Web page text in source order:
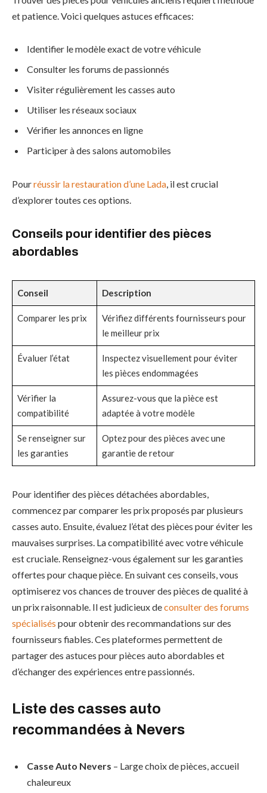
et patience. Voici quelques astuces efficaces:
Identifier le modèle exact de votre véhicule
Consulter les forums de passionnés
Visiter régulièrement les casses auto
Utiliser les réseaux sociaux
Vérifier les annonces en ligne
Participer à des salons automobiles
Pourréussir la restauration d’une Lada, il est crucial
d’explorer toutes ces options.
Conseils pour identifier des pièces
abordables
Conseil Description
Comparer les prix
Vérifiez différents fournisseurs pour
le meilleur prix
Évaluer l’état
Inspectez visuellement pour éviter
les pièces endommagées
Vérifier la
compatibilité
Assurez-vous que la pièce est
adaptée à votre modèle
Se renseigner sur
les garanties
Optez pour des pièces avec une
garantie de retour
Pour identifier des pièces détachées abordables,
commencez par comparer les prix proposés par plusieurs
casses auto. Ensuite, évaluez l’état des pièces pour éviter les
mauvaises surprises. La compatibilité avec votre véhicule
est cruciale. Renseignez-vous également sur les garanties
offertes pour chaque pièce. En suivant ces conseils, vous
optimiserez vos chances de trouver des pièces de qualité à
un prix raisonnable. Il est judicieux deconsulter des forums
spécialisés pour obtenir des recommandations sur des
fournisseurs fiables. Ces plateformes permettent de
partager des astuces pour pièces auto abordables et
d’échanger des expériences entre passionnés.
Liste des casses auto
recommandées à Nevers
Casse Auto Nevers – Large choix de pièces, accueil
chaleureux